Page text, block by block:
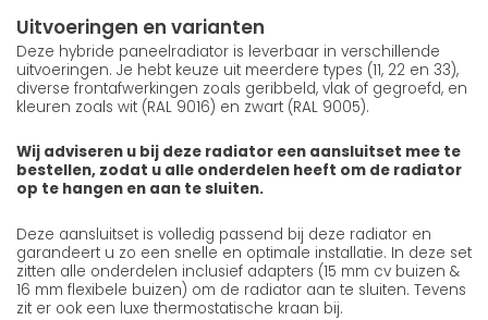
Uitvoeringen en varianten
Deze hybride paneelradiator is leverbaar in verschillende
uitvoeringen. Je hebt keuze uit meerdere types (11, 22 en 33),
diverse frontafwerkingen zoals geribbeld, vlak of gegroefd, en
kleuren zoals wit (RAL 9016) en zwart (RAL 9005).
Wij adviseren u bij deze radiator een aansluitset mee te
bestellen, zodat u alle onderdelen heeft om de radiator
op te hangen en aan te sluiten.
Deze aansluitset is volledig passend bij deze radiator en
garandeert u zo een snelle en optimale installatie. In deze set
zitten alle onderdelen inclusief adapters (15 mm cv buizen &
16 mm flexibele buizen) om de radiator aan te sluiten. Tevens
zit er ook een luxe thermostatische kraan bij.